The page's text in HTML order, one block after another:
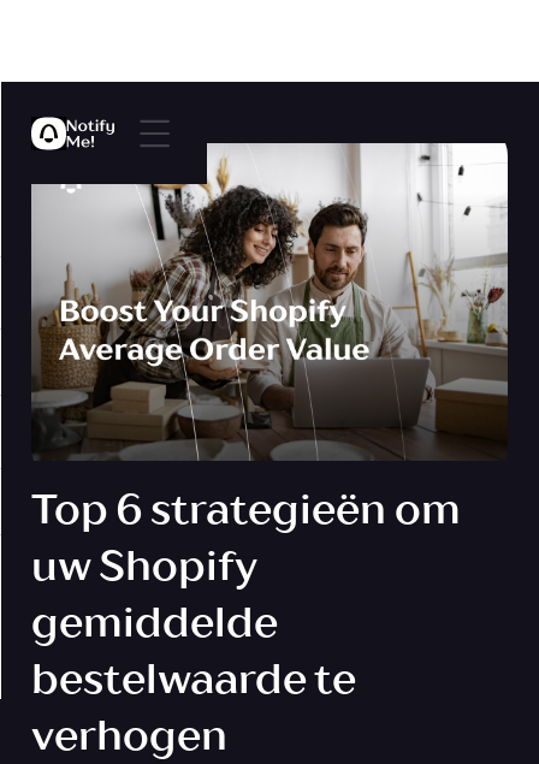
Top 6 strategieën om
uw Shopify
gemiddelde
bestelwaarde te
verhogen